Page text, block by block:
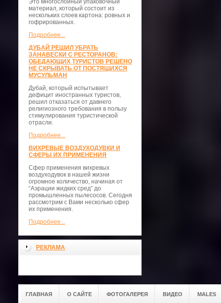
Это многослойный упаковочный
материал, который состоит из
нескольких слоев картона: ровных и
гофрированных.
Подробнее...
ДУБАЙ РЕШИЛ УБРАТЬ
ЗАНАВЕСКИ С РЕСТОРАНОВ:
ОБЕДАЮЩИХ ТУРИСТОВ РЕШЕНО
НЕ СКРЫВАТЬ ОТ ПОСТЯЩИХСЯ
МУСУЛЬМАН
Дубай, который испытывает
дефицит иностранных туристов,
решил отказаться от давнего
религиозного требования в пользу
стимулирования туристической
отрасли.
Подробнее...
ВИХРЕВЫЕ ВОЗДУХОДУВКИ И
СФЕРЫ ИХ ПРИМЕНЕНИЯ
Сфер применения вихревых
воздуходувок в нашей жизни
огромное количество, начиная от
“Аэрации жидких сред” до
промышленных пылесосов. Сегодня
рассмотрим с Вами несколько сфер
их применения.
Подробнее...
РЕКЛАМА
ГЛАВНАЯ О САЙТЕ ФОТОГАЛЕРЕЯ ВИДЕО MALES